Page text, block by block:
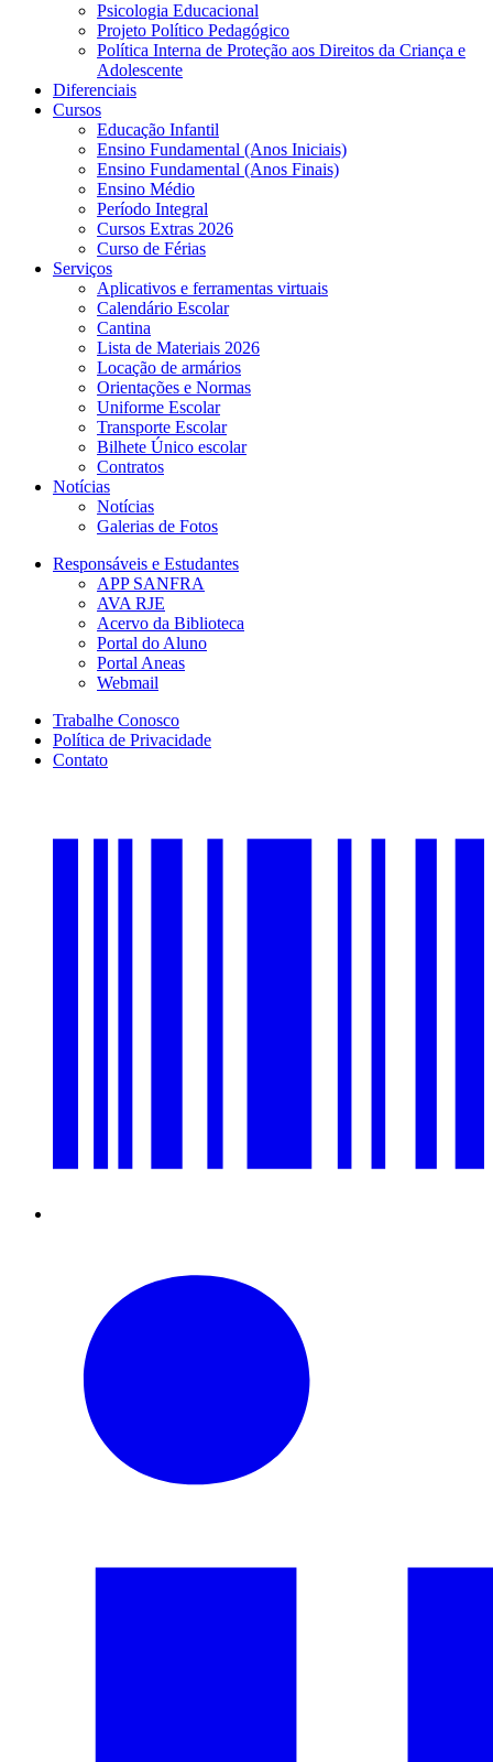
Psicologia Educacional
Projeto Político Pedagógico
Política Interna de Proteção aos Direitos da Criança e
Adolescente
Diferenciais
Cursos
Educação Infantil
Ensino Fundamental (Anos Iniciais)
Ensino Fundamental (Anos Finais)
Ensino Médio
Período Integral
Cursos Extras 2026
Curso de Férias
Serviços
Aplicativos e ferramentas virtuais
Calendário Escolar
Cantina
Lista de Materiais 2026
Locação de armários
Orientações e Normas
Uniforme Escolar
Transporte Escolar
Bilhete Único escolar
Contratos
Notícias
Notícias
Galerias de Fotos
Responsáveis e Estudantes
APP SANFRA
AVA RJE
Acervo da Biblioteca
Portal do Aluno
Portal Aneas
Webmail
Trabalhe Conosco
Política de Privacidade
Contato